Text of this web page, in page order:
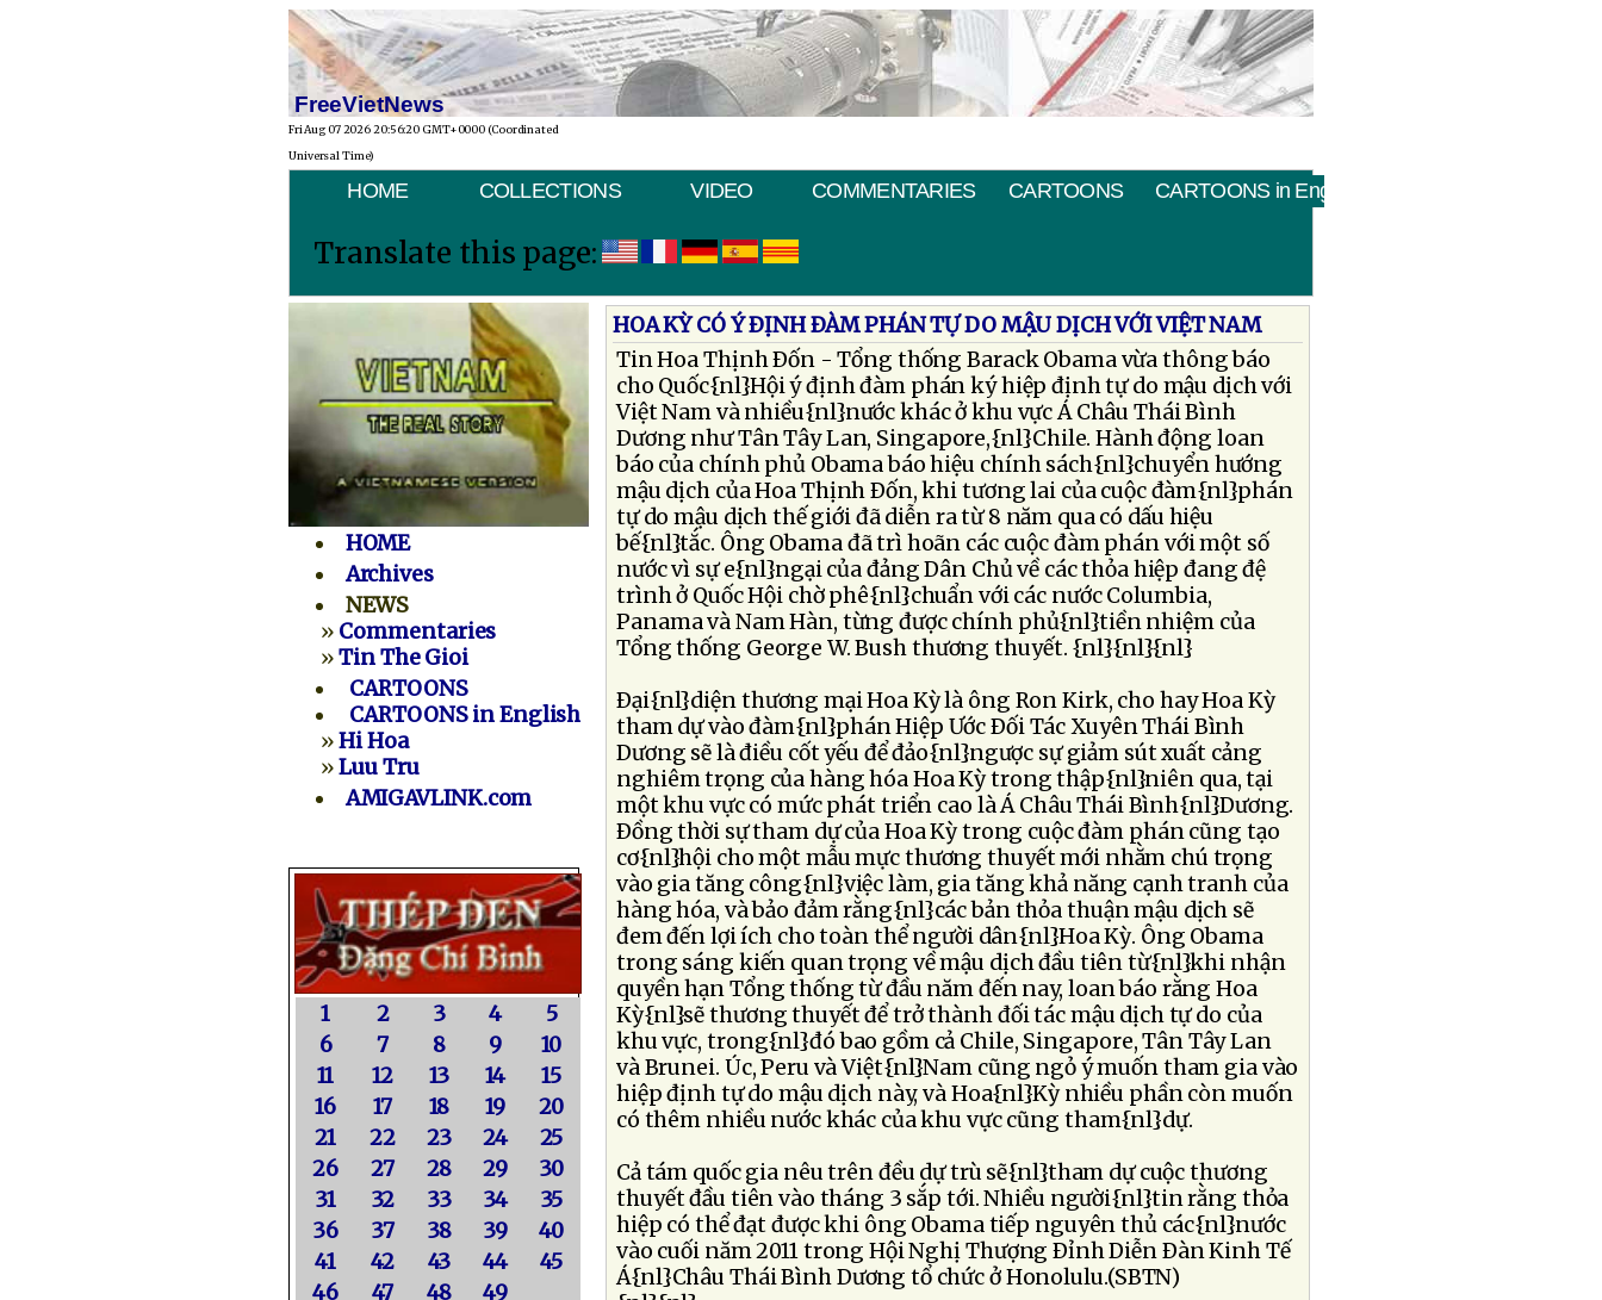
FreeVietNews
Fri Aug 07 2026 20:56:20 GMT+0000 (Coordinated
Universal Time)
HOME COLLECTIONS VIDEO COMMENTARIES CARTOONS CARTOONS in English
Translate this page:
HOME
Archives
NEWS
» Commentaries
»Tin The Gioi
CARTOONS
CARTOONS in English
»Hi Hoa
»Luu Tru
AMIGAVLINK.com
1 2 3 4
5
6
7 8 9
10
11
12 13 14
15
16
17 18 19
20
21
22 23 24
25
26
27 28 29
30
31
32 33 34
35
36
37 38 39
40
41
42 43 44
45
46
47 48 49
HOA KỲ CÓ Ý ÐỊNH ÐÀM PHÁN TỰ DO MẬU DỊCH VỚI VIỆT NAM
Tin Hoa Thịnh Ðốn - Tổng thống Barack Obama vừa thông báo
cho Quốc{nl}Hội ý định đàm phán ký hiệp định tự do mậu dịch với
Việt Nam và nhiều{nl}nước khác ở khu vực Á Châu Thái Bình
Dương như Tân Tây Lan, Singapore,{nl}Chile. Hành động loan
báo của chính phủ Obama báo hiệu chính sách{nl}chuyển hướng
mậu dịch của Hoa Thịnh Ðốn, khi tương lai của cuộc đàm{nl}phán
tự do mậu dịch thế giới đã diễn ra từ 8 năm qua có dấu hiệu
bế{nl}tắc. Ông Obama đã trì hoãn các cuộc đàm phán với một số
nước vì sự e{nl}ngại của đảng Dân Chủ về các thỏa hiệp đang đệ
trình ở Quốc Hội chờ phê{nl}chuẩn với các nước Columbia,
Panama và Nam Hàn, từng được chính phủ{nl}tiền nhiệm của
Tổng thống George W. Bush thương thuyết. {nl}{nl}{nl}
Ðại{nl}diện thương mại Hoa Kỳ là ông Ron Kirk, cho hay Hoa Kỳ
tham dự vào đàm{nl}phán Hiệp Ước Ðối Tác Xuyên Thái Bình
Dương sẽ là điều cốt yếu để đảo{nl}ngược sự giảm sút xuất cảng
nghiêm trọng của hàng hóa Hoa Kỳ trong thập{nl}niên qua, tại
một khu vực có mức phát triển cao là Á Châu Thái Bình{nl}Dương.
Ðồng thời sự tham dự của Hoa Kỳ trong cuộc đàm phán cũng tạo
cơ{nl}hội cho một mẫu mực thương thuyết mới nhằm chú trọng
vào gia tăng công{nl}việc làm, gia tăng khả năng cạnh tranh của
hàng hóa, và bảo đảm rằng{nl}các bản thỏa thuận mậu dịch sẽ
đem đến lợi ích cho toàn thể người dân{nl}Hoa Kỳ. Ông Obama
trong sáng kiến quan trọng về mậu dịch đầu tiên từ{nl}khi nhận
quyền hạn Tổng thống từ đầu năm đến nay, loan báo rằng Hoa
Kỳ{nl}sẽ thương thuyết để trở thành đối tác mậu dịch tự do của
khu vực, trong{nl}đó bao gồm cả Chile, Singapore, Tân Tây Lan
và Brunei. Úc, Peru và Việt{nl}Nam cũng ngỏ ý muốn tham gia vào
hiệp định tự do mậu dịch này, và Hoa{nl}Kỳ nhiều phần còn muốn
có thêm nhiều nước khác của khu vực cũng tham{nl}dự.
Cả tám quốc gia nêu trên đều dự trù sẽ{nl}tham dự cuộc thương
thuyết đầu tiên vào tháng 3 sắp tới. Nhiều người{nl}tin rằng thỏa
hiệp có thể đạt được khi ông Obama tiếp nguyên thủ các{nl}nước
vào cuối năm 2011 trong Hội Nghị Thượng Ðỉnh Diễn Ðàn Kinh Tế
Á{nl}Châu Thái Bình Dương tổ chức ở Honolulu.(SBTN)